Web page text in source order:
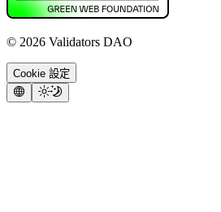
© 2026 Validators DAO
Cookie 設定